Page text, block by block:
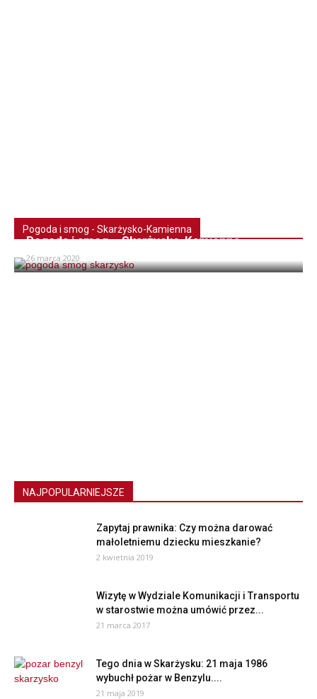
Pogoda i smog - Skarżysko-Kamienna
Pogoda i smog – Skarżysko-Kamienna
26 marca 2020
NAJPOPULARNIEJSZE
Zapytaj prawnika: Czy można darować
małoletniemu dziecku mieszkanie?
2 kwietnia 2019
Wizytę w Wydziale Komunikacji i Transportu
w starostwie można umówić przez...
21 marca 2017
Tego dnia w Skarżysku: 21 maja 1986
wybuchł pożar w Benzylu....
21 maja 2019